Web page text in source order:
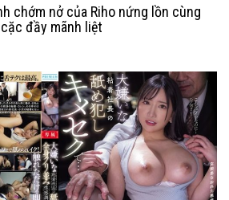
chớm nở của Riho nứng lồn cùng
đầy mãnh liệt